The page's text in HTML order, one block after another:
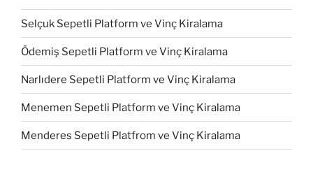
Selçuk Sepetli Platform ve Vinç Kiralama
Ödemiş Sepetli Platform ve Vinç Kiralama
Narlıdere Sepetli Platform ve Vinç Kiralama
Menemen Sepetli Platform ve Vinç Kiralama
Menderes Sepetli Platfrom ve Vinç Kiralama